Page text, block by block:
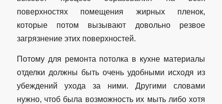
поверхностях помещения жирных пленок,
которые потом вызывают довольно резвое
загрязнение этих поверхностей.
Потому для ремонта потолка в кухне материалы
отделки должны быть очень удобными исходя из
убеждений ухода за ними. Другими словами
нужно, чтоб была возможность их мыть либо хотя